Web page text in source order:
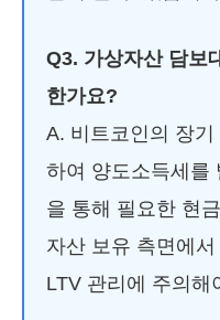
Q3. 가상자산 담보
한가요?
A. 비트코인의 장
하여 양도소득세를
을 통해 필요한 현
자산 보유 측면에
LTV 관리에 주의해